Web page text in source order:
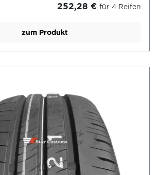
252,28 € für 4 Reifen
zum Produkt